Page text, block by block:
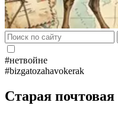
#нетвойне
#bizgatozahavokerak
Старая